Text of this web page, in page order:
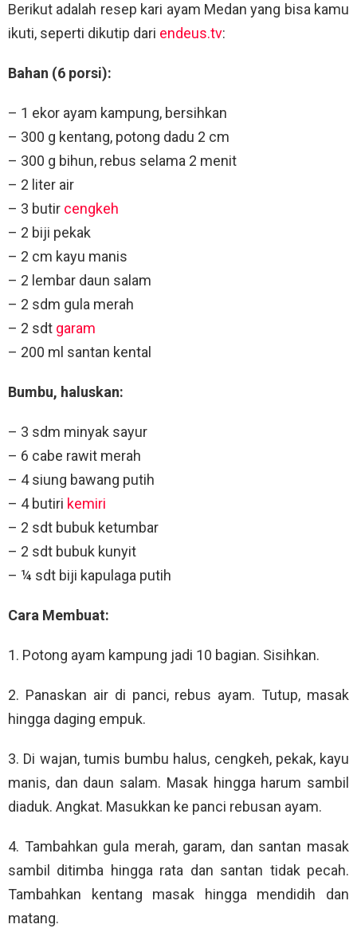
Berikut adalah resep kari ayam Medan yang bisa kamu
ikuti, seperti dikutip dari endeus.tv:
Bahan (6 porsi):
– 1 ekor ayam kampung, bersihkan
– 300 g kentang, potong dadu 2 cm
– 300 g bihun, rebus selama 2 menit
– 2 liter air
– 3 butir cengkeh
– 2 biji pekak
– 2 cm kayu manis
– 2 lembar daun salam
– 2 sdm gula merah
– 2 sdt garam
– 200 ml santan kental
Bumbu, haluskan:
– 3 sdm minyak sayur
– 6 cabe rawit merah
– 4 siung bawang putih
– 4 butiri kemiri
– 2 sdt bubuk ketumbar
– 2 sdt bubuk kunyit
– ¼ sdt biji kapulaga putih
Cara Membuat:
1. Potong ayam kampung jadi 10 bagian. Sisihkan.
2. Panaskan air di panci, rebus ayam. Tutup, masak
hingga daging empuk.
3. Di wajan, tumis bumbu halus, cengkeh, pekak, kayu
manis, dan daun salam. Masak hingga harum sambil
diaduk. Angkat. Masukkan ke panci rebusan ayam.
4. Tambahkan gula merah, garam, dan santan masak
sambil ditimba hingga rata dan santan tidak pecah.
Tambahkan kentang masak hingga mendidih dan
matang.